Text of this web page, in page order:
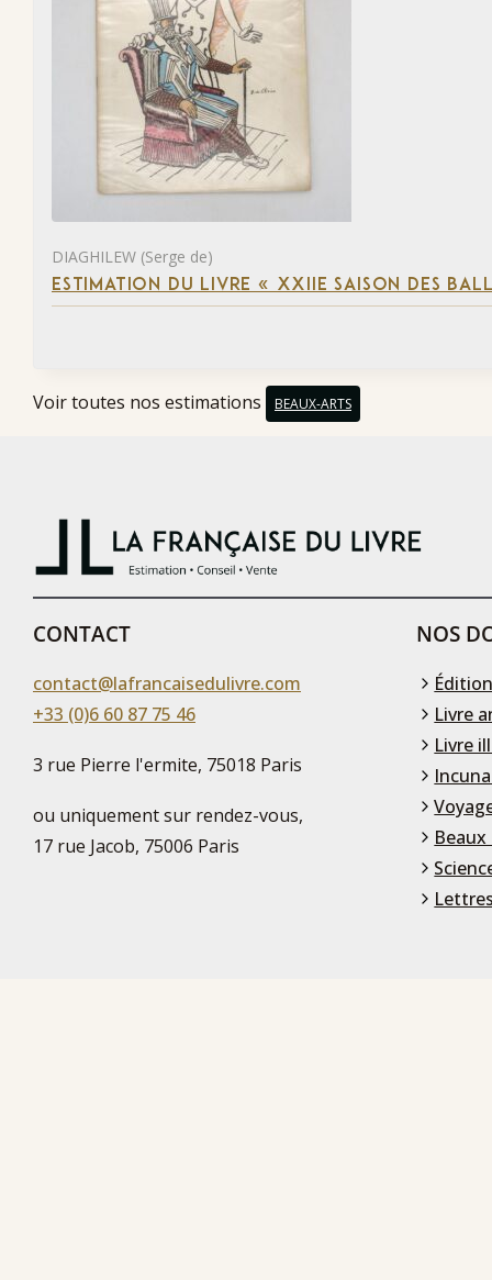
DIAGHILEW (Serge de)
ESTIMATION DU LIVRE « XXIIE SAISON DES
Voir toutes nos estimations BEAUX-ARTS
CONTACT
contact@lafrancaisedulivre.com
+33 (0)6 60 87 75 46
3 rue Pierre l'ermite, 75018 Paris
ou uniquement sur rendez-vous,
17 rue Jacob, 75006 Paris
NOS
Livre
Livre